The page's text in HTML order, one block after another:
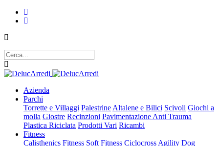
Azienda
Parchi
Torrette e Villaggi Palestrine Altalene e Bilici Scivoli Giochi a
molla Giostre Recinzioni Pavimentazione Anti Trauma
Plastica Riciclata Prodotti Vari Ricambi
Fitness
Calisthenics Fitness Soft Fitness Ciclocross Agility Dog